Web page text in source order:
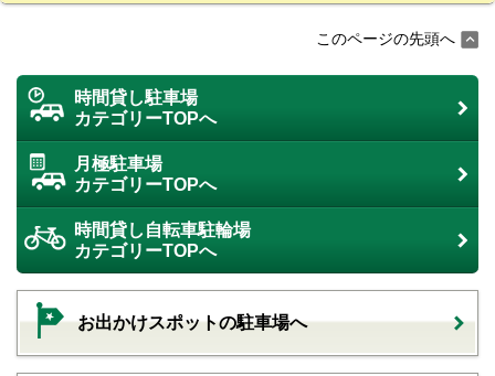
このページの先頭へ
時間貸し駐車場
カテゴリーTOPへ
月極駐車場
カテゴリーTOPへ
時間貸し自転車駐輪場
カテゴリーTOPへ
お出かけスポットの駐車場へ